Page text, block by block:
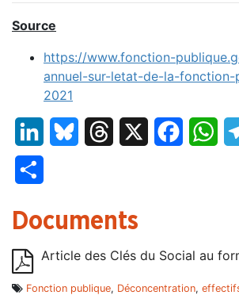
Source
https://www.fonction-
annuel-sur-letat-de-la-
2021
LinkedInBluesky Threads
Documents
Article des Clés du Social au
Fonction publique, Déconcentration,